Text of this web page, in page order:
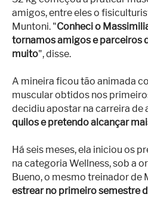
amigos, entre eles o
Muntoni. "Conheci o
tornamos amigos e parceiros
muito", disse.
A mineira ficou tão animada
muscular obtidos nos
decidiu apostar na carreira de
quilos e pretendo alcançar
Há seis meses, ela iniciou os
na categoria Wellness, sob a
Bueno, o mesmo treinador de
estrear no primeiro semestre